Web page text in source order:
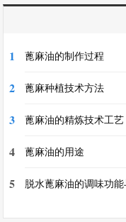
1 蓖麻油的制作过程
2 蓖麻种植技术方法
3 蓖麻油的精炼技术工艺
4 蓖麻油的用途
5 脱水蓖麻油的调味功